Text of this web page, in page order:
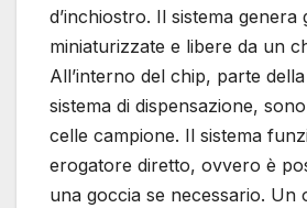
d’inchiostro. Il sistema genera
miniaturizzate e libere da un
All’interno del chip, parte
sistema di dispensazione,
celle campione. Il sistema
erogatore diretto, ovvero è
una goccia se necessario. Un